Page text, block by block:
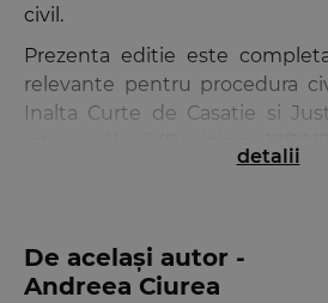
civil.
Prezenta editie este
relevante pentru procedura
Inalta Curte de Casatie si
interesul legii (Decizia nr. 17/
Decizia nr. 7/2018, Decizia
Decizia nr. 52/2018), cele
Constitutionala (Decizia nr.
detalii
De același autor -
Andreea Ciurea